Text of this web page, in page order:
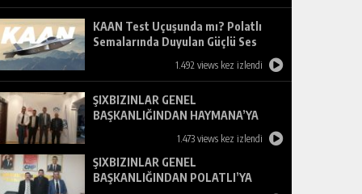
KAAN Test Uçuşunda mı? Polatlı
Semalarında Duyulan Güçlü Ses
1.492 views kez izlendi
ŞIXBIZINLAR GENEL
BAŞKANLIĞINDAN HAYMANA’YA
1.473 views kez izlendi
ŞIXBIZINLAR GENEL
BAŞKANLIĞINDAN POLATLI’YA